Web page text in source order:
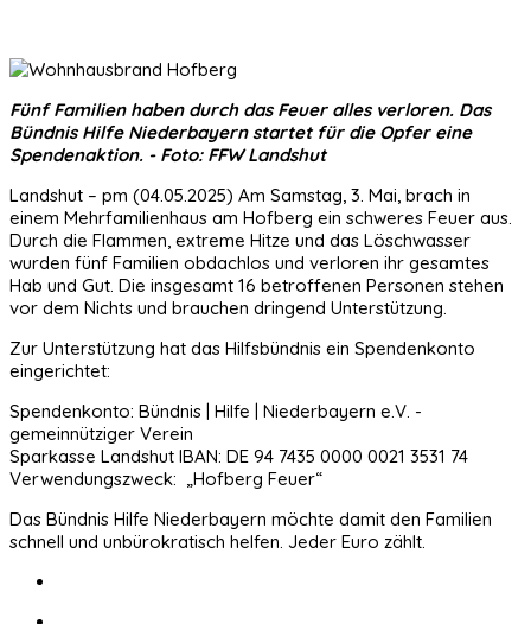
Fünf Familien haben durch das Feuer alles verloren. Das
Bündnis Hilfe Niederbayern startet für die Opfer eine
Spendenaktion. - Foto: FFW Landshut
Landshut – pm (04.05.2025) Am Samstag, 3. Mai, brach in
einem Mehrfamilienhaus am Hofberg ein schweres Feuer aus.
Durch die Flammen, extreme Hitze und das Löschwasser
wurden fünf Familien obdachlos und verloren ihr gesamtes
Hab und Gut. Die insgesamt 16 betroffenen Personen stehen
vor dem Nichts und brauchen dringend Unterstützung.
Zur Unterstützung hat das Hilfsbündnis ein Spendenkonto
eingerichtet:
Spendenkonto: Bündnis | Hilfe | Niederbayern e.V. -
gemeinnütziger Verein
Sparkasse Landshut IBAN: DE 94 7435 0000 0021 3531 74
Verwendungszweck: „Hofberg Feuer“
Das Bündnis Hilfe Niederbayern möchte damit den Familien
schnell und unbürokratisch helfen. Jeder Euro zählt.